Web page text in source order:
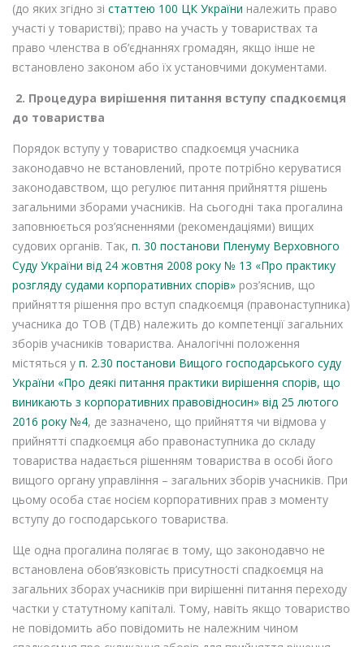
(до яких згідно зі статтею 100 ЦК України належить право
участі у товаристві); право на участь у товариствах та
право членства в об’єднаннях громадян, якщо інше не
встановлено законом або їх установчими документами.
2. Процедура вирішення питання вступу спадкоємця
до товариства
Порядок вступу у товариство спадкоємця учасника
законодавчо не встановлений, проте потрібно керуватися
законодавством, що регулює питання прийняття рішень
загальними зборами учасників. На сьогодні така прогалина
заповнюється роз’ясненнями (рекомендаціями) вищих
судових органів. Так, п. 30 постанови Пленуму Верховного
Суду України від 24 жовтня 2008 року № 13 «Про практику
розгляду судами корпоративних спорів» роз’яснив, що
прийняття рішення про вступ спадкоємця (правонаступника)
учасника до ТОВ (ТДВ) належить до компетенції загальних
зборів учасників товариства. Аналогічні положення
містяться у п. 2.30 постанови Вищого господарського суду
України «Про деякі питання практики вирішення спорів, що
виникають з корпоративних правовідносин» від 25 лютого
2016 року №4, де зазначено, що прийняття чи відмова у
прийнятті спадкоємця або правонаступника до складу
товариства надається рішенням товариства в особі його
вищого органу управління – загальних зборів учасників. При
цьому особа стає носієм корпоративних прав з моменту
вступу до господарського товариства.
Ще одна прогалина полягає в тому, що законодавчо не
встановлена обов’язковість присутності спадкоємця на
загальних зборах учасників при вирішенні питання переходу
частки у статутному капіталі. Тому, навіть якщо товариство
не повідомить або повідомить не належним чином